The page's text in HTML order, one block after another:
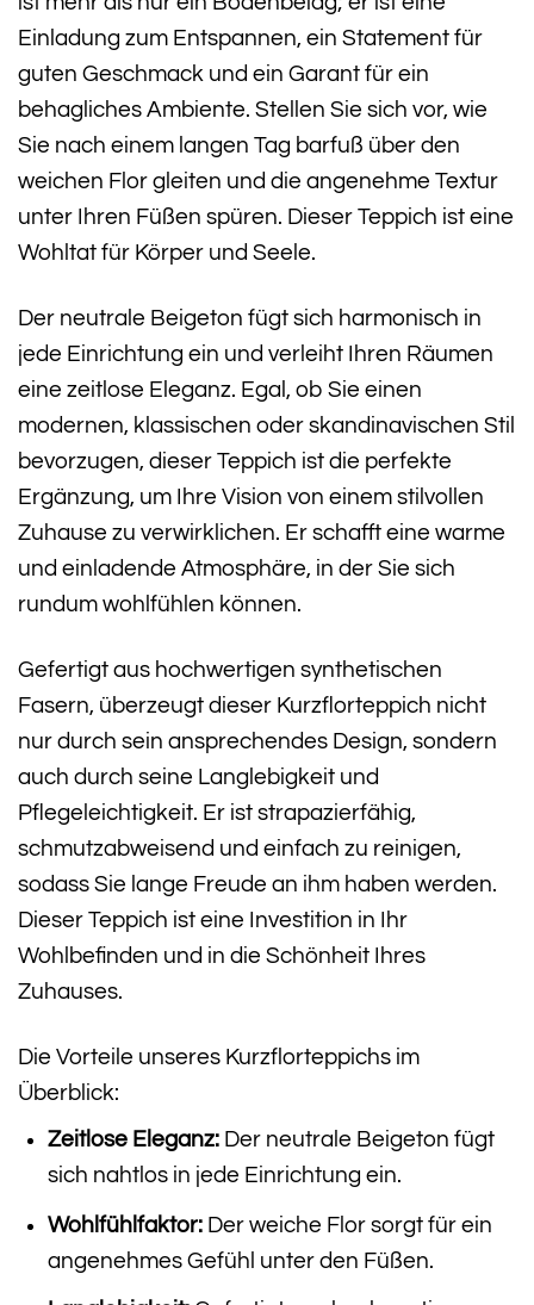
Einladung zum Entspannen, ein Statement für
guten Geschmack und ein Garant für ein
behagliches Ambiente. Stellen Sie sich vor, wie
Sie nach einem langen Tag barfuß über den
weichen Flor gleiten und die angenehme Textur
unter Ihren Füßen spüren. Dieser Teppich ist eine
Wohltat für Körper und Seele.
Der neutrale Beigeton fügt sich harmonisch in
jede Einrichtung ein und verleiht Ihren Räumen
eine zeitlose Eleganz. Egal, ob Sie einen
modernen, klassischen oder skandinavischen Stil
bevorzugen, dieser Teppich ist die perfekte
Ergänzung, um Ihre Vision von einem stilvollen
Zuhause zu verwirklichen. Er schafft eine warme
und einladende Atmosphäre, in der Sie sich
rundum wohlfühlen können.
Gefertigt aus hochwertigen synthetischen
Fasern, überzeugt dieser Kurzflorteppich nicht
nur durch sein ansprechendes Design, sondern
auch durch seine Langlebigkeit und
Pflegeleichtigkeit. Er ist strapazierfähig,
schmutzabweisend und einfach zu reinigen,
sodass Sie lange Freude an ihm haben werden.
Dieser Teppich ist eine Investition in Ihr
Wohlbefinden und in die Schönheit Ihres
Zuhauses.
Die Vorteile unseres Kurzflorteppichs im
Überblick:
Zeitlose Eleganz:Der neutrale Beigeton fügt
sich nahtlos in jede Einrichtung ein.
Wohlfühlfaktor:Der weiche Flor sorgt für ein
angenehmes Gefühl unter den Füßen.